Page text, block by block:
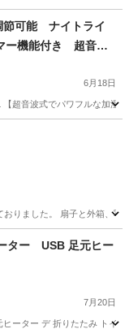
グ可能 ナイトライ
ー機能付き 超音波
6月18日
超音波式でパワフルな加
りました。 扇子と外箱、
ター USB 足元ヒー
7月20日
ーター デ 折りたたみ トイ